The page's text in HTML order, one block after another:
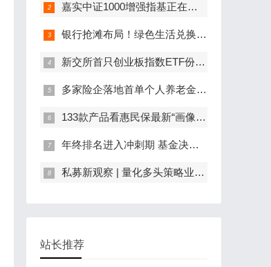
嘉实中证1000增强指基正在发行 标的指数年化收益超11%
银行抢滩布局！绿色生活兑换各类权益 个人“碳账户”，你开了吗?
新交所首只创业板指数ETF份额大增
多家险企落地首单个人养老金保险 消费者可依据自身保障需求多维度综合考量
133款产品看惠民保最新“画像”：统筹趋势明显、免赔门槛降低，医保外责任仍需扩宽
年终排名进入冲刺期 基金决战最后一月
私募新观察 | 量化多头策略业绩回升 中长期投资性价比凸显
站长推荐